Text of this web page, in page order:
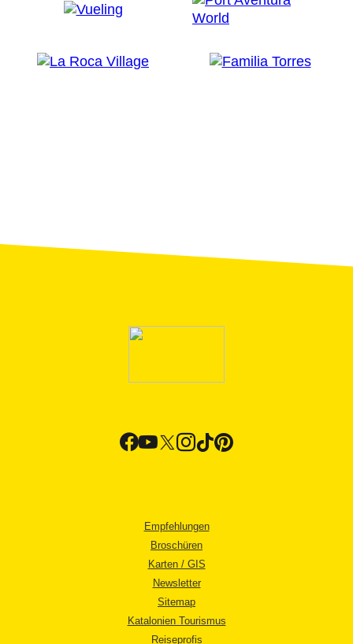
Empfehlungen
Broschüren
Karten / GIS
Newsletter
Sitemap
Katalonien Tourismus
Reiseprofis